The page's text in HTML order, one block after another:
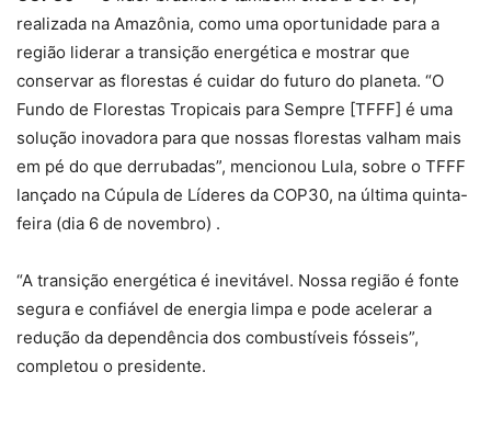
realizada na Amazônia, como uma oportunidade para a
região liderar a transição energética e mostrar que
conservar as florestas é cuidar do futuro do planeta. “O
Fundo de Florestas Tropicais para Sempre [TFFF] é uma
solução inovadora para que nossas florestas valham mais
em pé do que derrubadas”, mencionou Lula, sobre o TFFF
lançado na Cúpula de Líderes da COP30, na última quinta-
feira (dia 6 de novembro) .
“A transição energética é inevitável. Nossa região é fonte
segura e confiável de energia limpa e pode acelerar a
redução da dependência dos combustíveis fósseis”,
completou o presidente.